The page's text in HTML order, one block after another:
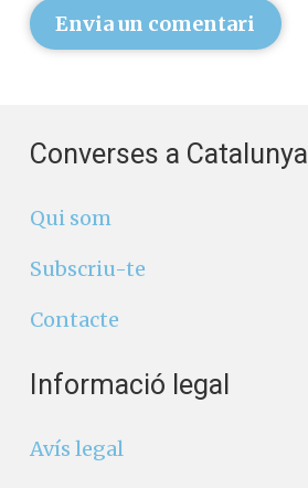
Envia un comentari
Converses a Catalunya
Qui som
Subscriu-te
Contacte
Informació legal
Avís legal